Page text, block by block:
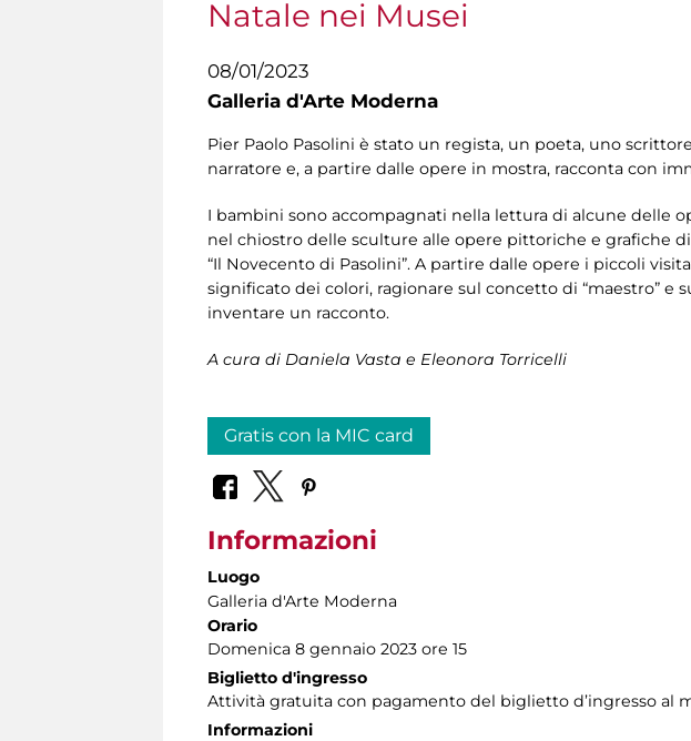
Natale nei Musei
08/01/2023
Galleria d'Arte Moderna
Pier Paolo Pasolini è stato un regista, un poeta, uno
narratore e, a partire dalle opere in mostra, racconta con
I bambini sono accompagnati nella lettura di alcune delle
nel chiostro delle sculture alle opere pittoriche e grafiche
“Il Novecento di Pasolini”. A partire dalle opere i piccoli
significato dei colori, ragionare sul concetto di “maestro”
inventare un racconto.
A cura di Daniela Vasta e Eleonora Torricelli
Gratis con la MIC card
Informazioni
Luogo
Galleria d'Arte Moderna
Orario
Domenica 8 gennaio 2023 ore 15
Biglietto d'ingresso
Attività gratuita con pagamento del biglietto d’ingresso al
Informazioni